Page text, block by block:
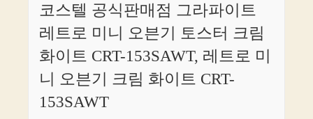
코스텔 공식판매점 그라파이트
레트로 미니 오븐기 토스터 크림
화이트 CRT-153SAWT, 레트로 미
니 오븐기 크림 화이트 CRT-
153SAWT